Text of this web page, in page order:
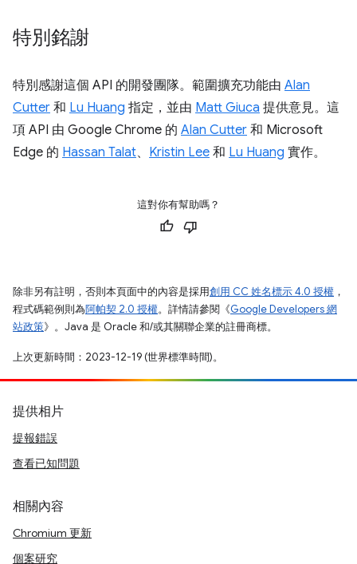
特別銘謝
特別感謝這個 API 的開發團隊。範圍擴充功能由 Alan
Cutter 和 Lu Huang 指定，並由 Matt Giuca 提供意見。這
項 API 由 Google Chrome 的 Alan Cutter 和 Microsoft
Edge 的 Hassan Talat、 Kristin Lee 和 Lu Huang 實作。
這對你有幫助嗎？
除非另有註明，否則本頁面中的內容是採用創用 CC 姓名標示 4.0 授權 ，
程式碼範例則為阿帕契 2.0 授權。詳情請參閱《Google Developers 網
站政策》。Java 是 Oracle 和/或其關聯企業的註冊商標。
上次更新時間：2023-12-19 (世界標準時間)。
提供相片
提報錯誤
查看已知問題
相關內容
Chromium 更新
個案研究